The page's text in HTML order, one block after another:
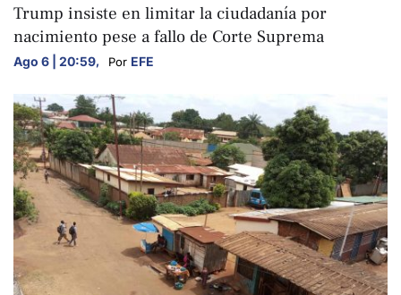
Trump insiste en limitar la ciudadanía por
nacimiento pese a fallo de Corte Suprema
Ago 6 | 20:59, Por EFE